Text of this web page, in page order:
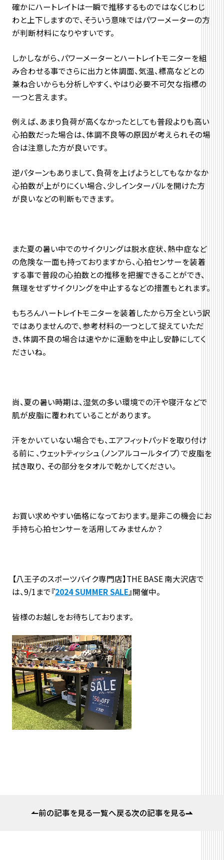
確かにハートレイトは一瞬で推移するものではなくじわじ
わと上下しますので、そういう意味ではパワーメーターの方
が判断材料になりやすいです。
しかしながら、パワーメーターとハートレイトモニターを組
み合わせる事でさらに出力と体調面、気温、標高などとの
兼ね合いからも分析しやすく、やはり必要不可欠な指標の
一つと言えます。
例えば、あまり負荷が高くなかったとしても普段よりも高い
心拍数だった場合は、体調不良等の原因が考えられその場
合は注意した方が良いです。
逆パターンもありまして、負荷を上げようとしてもなかなか
心拍数が上がりにくい場合、少しインターバルを開けた方
が良いなどの判断もできます。
また夏の暑い中でのサイクリングは脱水症状、熱中症など
の危険な一面も持っておりますから、心拍センサーを装着
する事で普段の心拍数との推移を把握できることができ、
無理をせずサイクリングを中止するなどの措置もとれます。
もちろんハートレイトモニターを装着したから万全という訳
ではありませんので、参考材料の一つとして捉えていただ
き、体調不良の場合は速やかに運動を中止し安静にしてく
ださいね。
尚、夏の暑い時期は、湿気の多い環境での汗や寝汗などで
肌が皮脂に覆われていることがあります。
汗をかいていない場合でも、エアフィットパッドを取り付け
る前に 、ウェットティッシュ（ノンアルコールタイプ）で皮脂を
拭き取り、 その部分をタオルで乾かしてください。
お買い求めやすい価格になっております。是非この機会にお
手持ち心拍センサーを活用してみませんか？
【八王子のスポーツバイク専門店】THE BASE 南大沢店で
は、9/1まで『2024 SUMMER SALE』開催中。
皆様のお越しをお待ちしております。
前の記事を見る一覧へ戻る次の記事を見る